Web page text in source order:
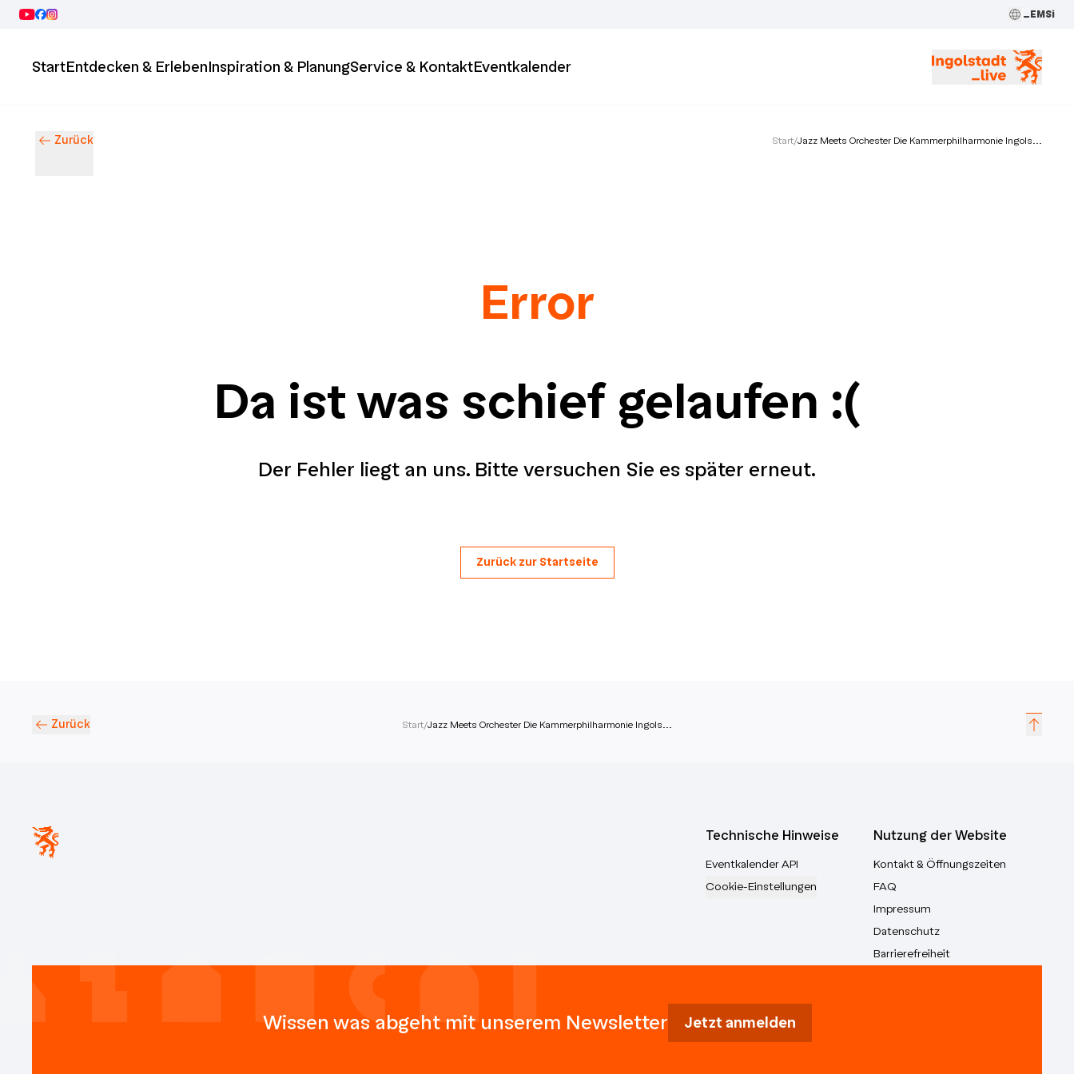
_EMSi
StartEntdecken & ErlebenInspiration & PlanungService & KontaktEventkalender
Zurück Start/Jazz Meets Orchester Die Kammerphilharmonie Ingols...
Error
Da ist was schief gelaufen :(
Der Fehler liegt an uns. Bitte versuchen Sie es später erneut.
Zurück zur Startseite
Zurück Start/Jazz Meets Orchester Die Kammerphilharmonie Ingols...
Technische Hinweise
Eventkalender API
Cookie-Einstellungen
Nutzung der Website
Kontakt & Öffnungszeiten
FAQ
Impressum
Datenschutz
Barrierefreiheit
Wissen was abgeht mit unserem Newsletter Jetzt anmelden